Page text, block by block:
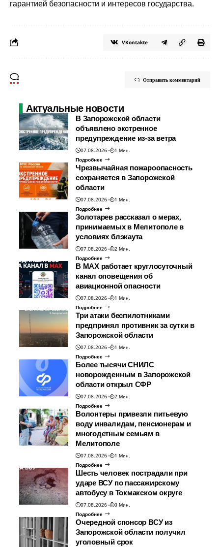
гарантией безопасности и интересов государства.
VKontakte
Отправить комментарий
Актуальные новости
В Запорожской области
объявлено экстренное
предупреждение из-за ветра
07.08.2026
1 Мин.
Подробнее
Чрезвычайная пожароопасность
сохраняется в Запорожской
области
07.08.2026
1 Мин.
Подробнее
Золотарев рассказал о мерах,
принимаемых в Мелитополе в
условиях блэкаута
07.08.2026
2 Мин.
Подробнее
В МАХ работает круглосуточный
канал оповещения об
авиационной опасности
07.08.2026
1 Мин.
Подробнее
Три атаки беспилотниками
предпринял противник за сутки в
Запорожской области
07.08.2026
1 Мин.
Подробнее
Более тысячи СНИЛС
новорожденным в Запорожской
области открыл СФР
07.08.2026
2 Мин.
Подробнее
Волонтеры привезли питьевую
воду инвалидам, пенсионерам и
многодетным семьям в
Мелитополе
07.08.2026
1 Мин.
Подробнее
Шесть человек пострадали при
ударе ВСУ по пассажирскому
автобусу в Токмакском округе
07.08.2026
0 Мин.
Подробнее
Очередной спонсор ВСУ из
Запорожской области получил
уголовный срок